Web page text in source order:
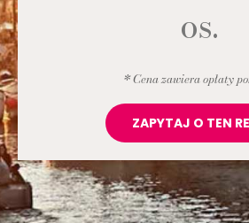
os.
* Cena zawiera opłaty
ZAPYTAJ O TEN